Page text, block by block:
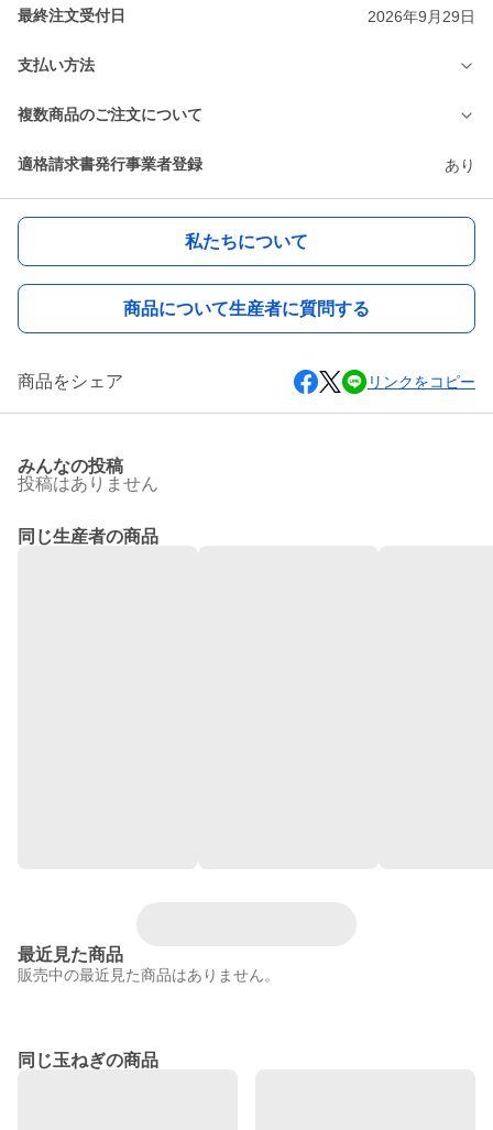
最終注文受付日 2026年9月29日
支払い方法
複数商品のご注文について
適格請求書発行事業者登録 あり
私たちについて
商品について生産者に質問する
商品をシェア リンクをコピー
みんなの投稿
投稿はありません
同じ生産者の商品
最近見た商品
販売中の最近見た商品はありません。
同じ玉ねぎの商品